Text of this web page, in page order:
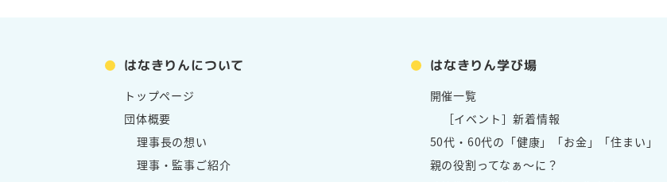
はなきりんについて
トップページ
団体概要
理事長の想い
理事・監事ご紹介
はなきりん学び場
開催一覧
［イベント］新着情報
50代・60代の「健康」「お金」「住まい」
親の役割ってなぁ～に？